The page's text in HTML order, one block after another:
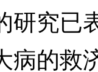
研究已
病的救